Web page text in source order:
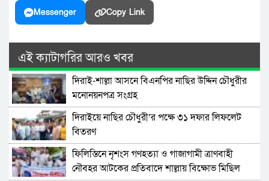
Messenger Copy Link
এই ক্যাটাগরির আরও খবর
দিরাই-শাল্লা আসনে বিএনপির নাছির উদ্দিন চৌধুরীর
মনোনয়নপত্র সংগ্রহ
দিরাইয়ে নাছির চৌধুরী’র পক্ষে ৩১ দফার লিফলেট
বিতরণ
ফিলিস্তিনে নৃশংস গণহত্যা ও গাজাগামী ত্রাণবাহী
নৌবহর আটকের প্রতিবাদে শাল্লায় বিক্ষোভ মিছিল